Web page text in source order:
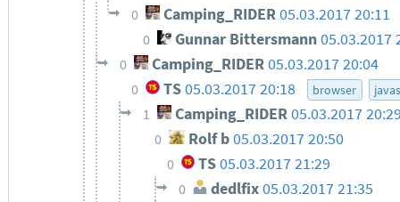
0 Camping_RIDER05.03.2017 20:11
0 Gunnar Bittersmann05.03.2017
0 Camping_RIDER 05.03.2017 20:04
0 TS05.03.2017 20:18 browser
1 Camping_RIDER05.03.2017
0 Rolf b05.03.2017 20:50
0 TS05.03.2017 21:29
0 dedlfix 05.03.2017 21:35